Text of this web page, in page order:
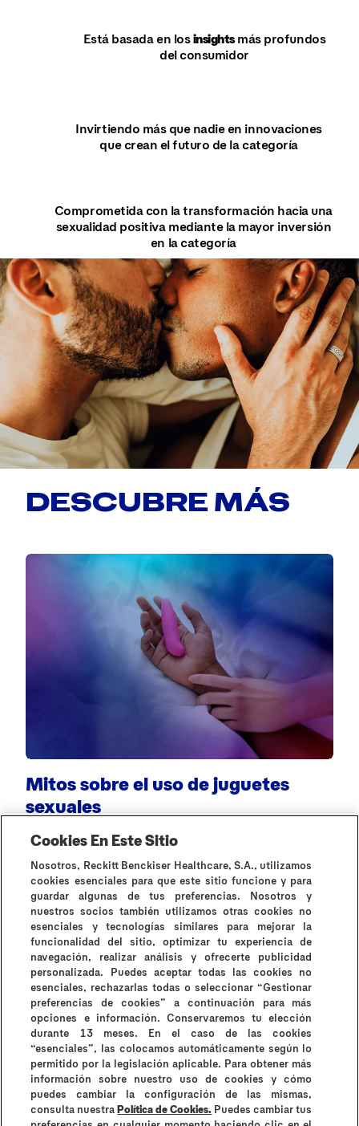
Está basada en losinsightsmás profundos
del consumidor
Invirtiendo más que nadie en innovaciones
que crean el futuro de la categoría
Comprometida con la transformación hacia una
sexualidad positiva mediante la mayor inversión
en la categoría
DESCUBRE MÁS
Mitos sobre el uso de juguetes
sexuales
Todos los artículos
¿Por qué Durex? Historia de DurexContáctanos
Preguntas frecuentes
Contraindicaciones e información de uso
Términos y condiciones
Cookies En Este Sitio
Nosotros, Reckitt Benckiser Healthcare, S.A., utilizamos
cookies esenciales para que este sitio funcione y para
guardar algunas de tus preferencias. Nosotros y
nuestros socios también utilizamos otras cookies no
esenciales y tecnologías similares para mejorar la
funcionalidad del sitio, optimizar tu experiencia de
navegación, realizar análisis y ofrecerte publicidad
personalizada. Puedes aceptar todas las cookies no
esenciales, rechazarlas todas o seleccionar “Gestionar
preferencias de cookies” a continuación para más
opciones e información. Conservaremos tu elección
durante 13 meses. En el caso de las cookies
“esenciales”, las colocamos automáticamente según lo
permitido por la legislación aplicable. Para obtener más
información sobre nuestro uso de cookies y cómo
puedes cambiar la configuración de las mismas,
consulta nuestraPolítica de Cookies. Puedes cambiar tus